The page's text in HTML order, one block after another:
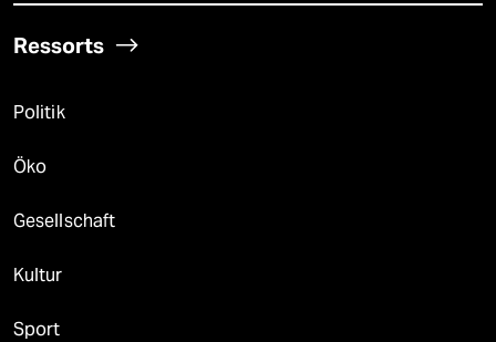
Ressorts
Politik
Öko
Gesellschaft
Kultur
Sport